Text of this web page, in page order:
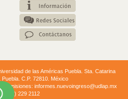
de las Américas Puebla. Sta. Catarina
Puebla. C.P. 72810. México
Admisiones: informes.nuevoingreso@udlap.mx
(222) 229 2112